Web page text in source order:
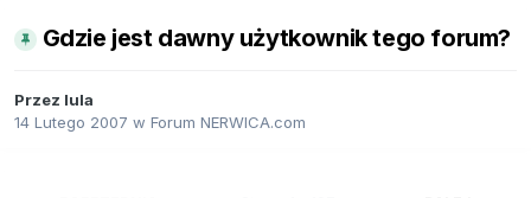
Gdzie jest dawny użytkownik tego forum?
Przez lula
14 Lutego 2007 w Forum NERWICA.com